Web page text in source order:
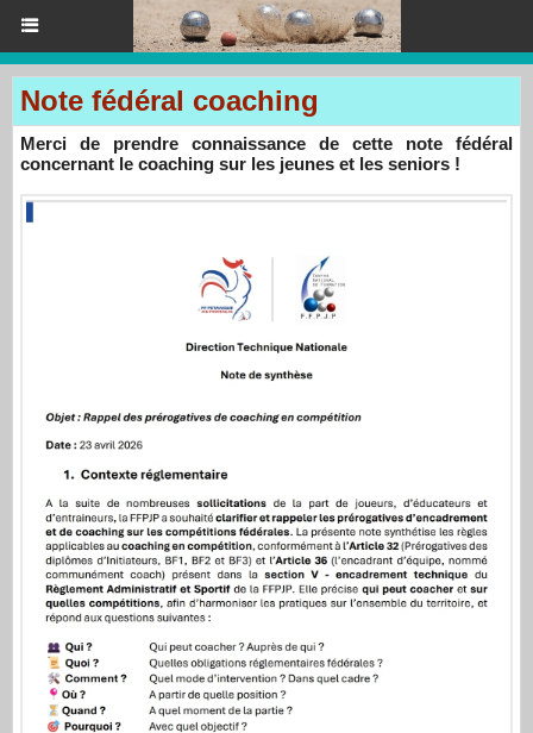
Note fédéral coaching
Merci de prendre connaissance de cette note fédéral
concernant le coaching sur les jeunes et les seniors !